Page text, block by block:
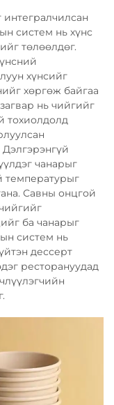
интегралчилсан
систем нь хүнс
төлөөлдөг.
хүнсийг
хөргөж байгаа
нь чийгийг
тохиолдолд
чанарыг
температурыг
Савны онцгой
ба чанарыг
систем нь
дессерт
ресторануудад